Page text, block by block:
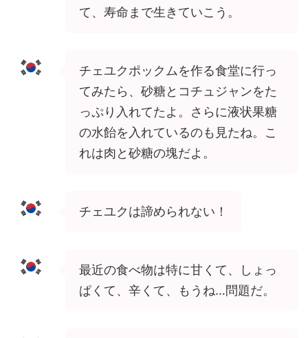
て、寿命まで生きていこう。
チェユクポックムを作る食堂に行っ
てみたら、砂糖とコチュジャンをた
っぷり入れてたよ。さらに液状果糖
の水飴を入れているのも見たね。こ
れは肉と砂糖の塊だよ。
チェユクは諦められない！
最近の食べ物は特に甘くて、しょっ
ぱくて、辛くて、もうね…問題だ。